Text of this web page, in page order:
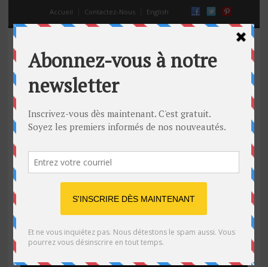
Accueil Contactez-Nous English
l’escalier roulant. Une pauvre
mamie russe va vite s’en rendre
compte.
Off drôle ,video,virale